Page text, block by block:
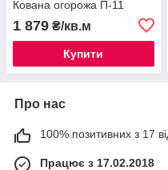
Кована огорожа П-11
1 879 ₴/кв.м
Купити
Про нас
100% позитивних з 17
Працює з 17.02.2018